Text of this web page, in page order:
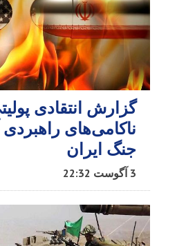
گزارش انتقادی
ناکامی‌های راهبردی
جنگ ایران
3 آگوست 22:32